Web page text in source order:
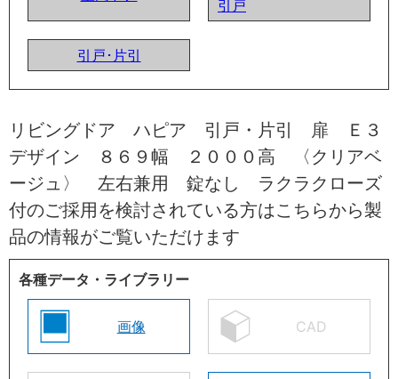
引戸
引戸･片引
リビングドア ハピア 引戸・片引 扉 Ｅ３
デザイン ８６９幅 ２０００高 〈クリアベ
ージュ〉 左右兼用 錠なし ラクラクローズ
付のご採用を検討されている方はこちらから製
品の情報がご覧いただけます
各種データ・ライブラリー
画像 CAD